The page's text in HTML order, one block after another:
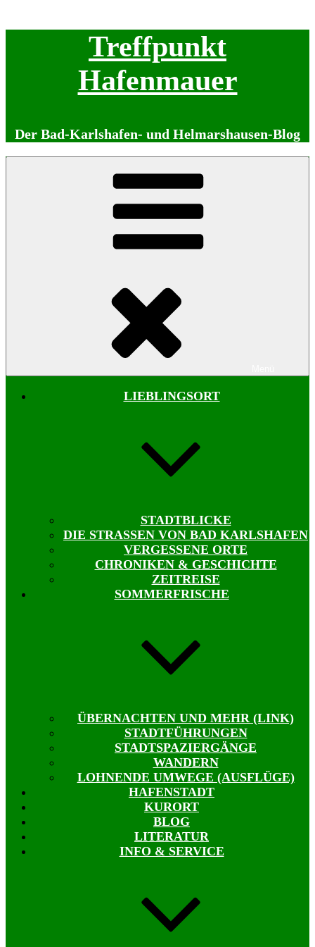
Treffpunkt
Hafenmauer
Der Bad-Karlshafen- und Helmarshausen-Blog
LIEBLINGSORT
STADTBLICKE
DIE STRASSEN VON BAD KARLSHAFEN
VERGESSENE ORTE
CHRONIKEN & GESCHICHTE
ZEITREISE
SOMMERFRISCHE
ÜBERNACHTEN UND MEHR (LINK)
STADTFÜHRUNGEN
STADTSPAZIERGÄNGE
WANDERN
LOHNENDE UMWEGE (AUSFLÜGE)
HAFENSTADT
KURORT
BLOG
LITERATUR
INFO & SERVICE